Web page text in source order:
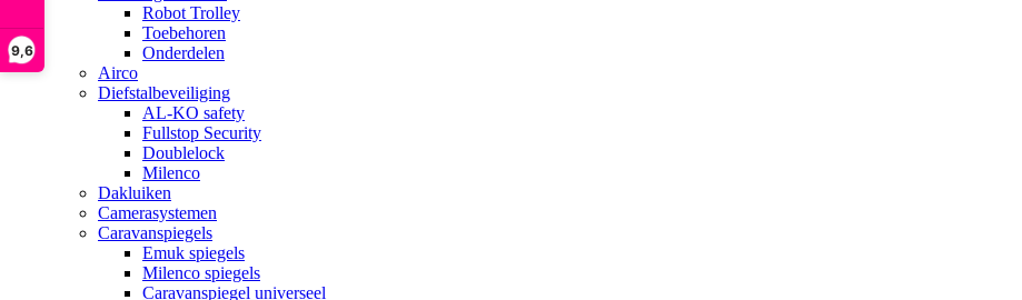
9,6
Robot Trolley
Toebehoren
Onderdelen
Airco
Diefstalbeveiliging
AL-KO safety
Fullstop Security
Doublelock
Milenco
Dakluiken
Camerasystemen
Caravanspiegels
Emuk spiegels
Milenco spiegels
Caravanspiegel universeel